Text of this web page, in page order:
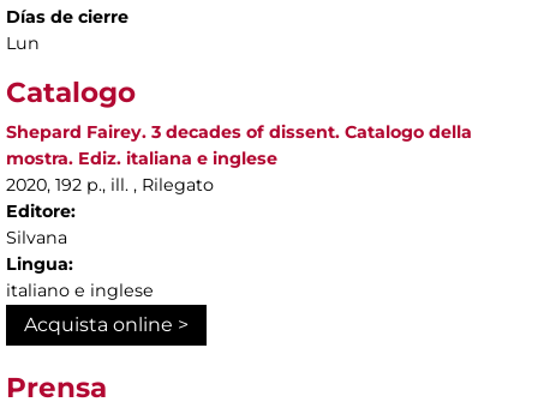
Días de cierre
Lun
Catalogo
Shepard Fairey. 3 decades of dissent. Catalogo della
mostra. Ediz. italiana e inglese
2020, 192 p., ill. , Rilegato
Editore:
Silvana
Lingua:
italiano e inglese
Acquista online >
Prensa